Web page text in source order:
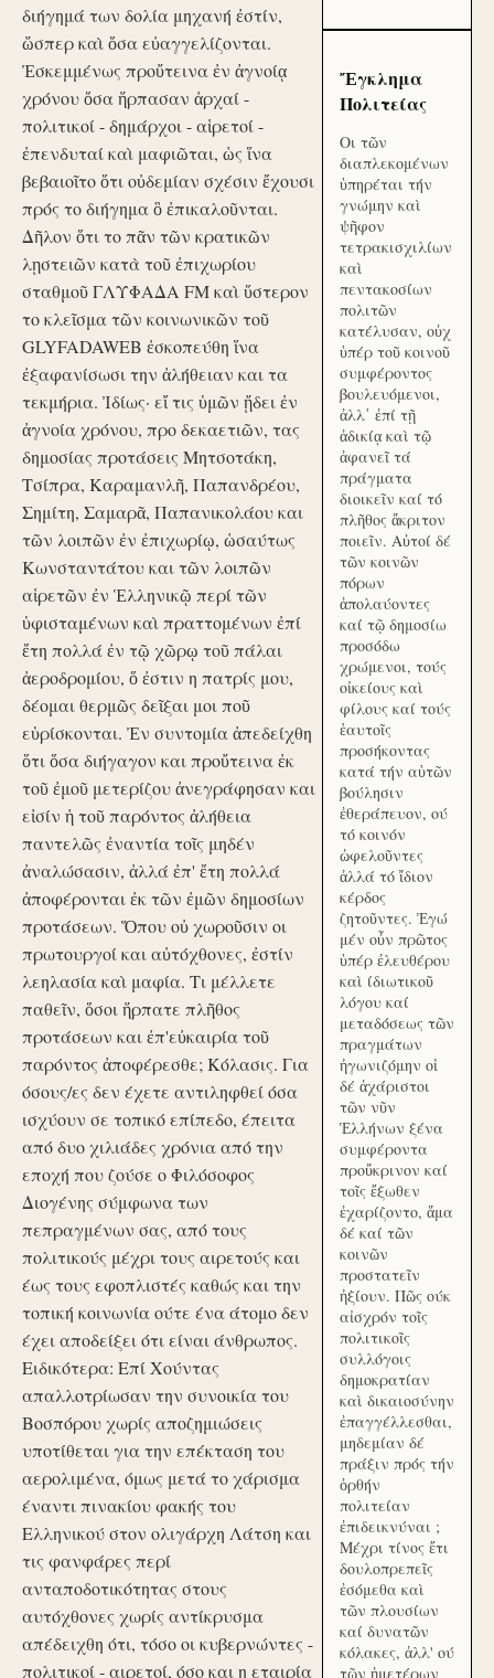
διήγημά των δολία μηχανή ἐστίν,
ὥσπερ καὶ ὅσα εὐαγγελίζονται.
Ἐσκεμμένως προὔτεινα ἐν ἀγνοίᾳ
χρόνου ὅσα ἥρπασαν ἀρχαί -
πολιτικοί - δημάρχοι - αἱρετοί -
ἐπενδυταί καὶ μαφιῶται, ὡς ἵνα
βεβαιοῖτο ὅτι οὐδεμίαν σχέσιν ἔχουσι
πρός το διήγημα ὃ ἐπικαλοῦνται.
Δῆλον ὅτι το πᾶν τῶν κρατικῶν
λῃστειῶν κατὰ τοῦ ἐπιχωρίου
σταθμοῦ ΓΛΥΦΑΔΑ FM καὶ ὕστερον
το κλεῖσμα τῶν κοινωνικῶν τοῦ
GLYFADAWEB ἐσκοπεύθη ἵνα
ἐξαφανίσωσι την ἀλήθειαν και τα
τεκμήρια. Ἰδίως· εἴ τις ὑμῶν ᾔδει ἐν
ἀγνοία χρόνου, προ δεκαετιῶν, τας
δημοσίας προτάσεις Μητσοτάκη,
Τσίπρα, Καραμανλῆ, Παπανδρέου,
Σημίτη, Σαμαρᾶ, Παπανικολάου και
τῶν λοιπῶν ἐν ἐπιχωρίῳ, ὡσαύτως
Κωνσταντάτου και τῶν λοιπῶν
αἱρετῶν ἐν Ἑλληνικῷ περί τῶν
ὑφισταμένων καὶ πραττομένων ἐπί
ἔτη πολλά ἐν τῷ χῶρῳ τοῦ πάλαι
ἀεροδρομίου, ὅ ἐστιν η πατρίς μου,
δέομαι θερμῶς δεῖξαι μοι ποῦ
εὑρίσκονται. Ἐν συντομία ἀπεδείχθη
ὅτι ὅσα διήγαγον και προὔτεινα ἐκ
τοῦ ἐμοῦ μετερίζου ἀνεγράφησαν και
εἰσίν ἡ τοῦ παρόντος ἀλήθεια
παντελῶς ἐναντία τοῖς μηδέν
ἀναλώσασιν, ἀλλά ἐπ' ἔτη πολλά
ἀποφέρονται ἐκ τῶν ἐμῶν δημοσίων
προτάσεων. Ὅπου οὐ χωροῦσιν οι
πρωτουργοί και αὐτόχθονες, ἐστίν
λεηλασία καὶ μαφία. Τι μέλλετε
παθεῖν, ὅσοι ἥρπατε πλῆθος
προτάσεων και ἐπ'εὐκαιρία τοῦ
παρόντος ἀποφέρεσθε; Κόλασις. Για
όσους/ες δεν έχετε αντιληφθεί όσα
ισχύουν σε τοπικό επίπεδο, έπειτα
από δυο χιλιάδες χρόνια από την
εποχή που ζούσε ο Φιλόσοφος
Διογένης σύμφωνα των
πεπραγμένων σας, από τους
πολιτικούς μέχρι τους αιρετούς και
έως τους εφοπλιστές καθώς και την
τοπική κοινωνία ούτε ένα άτομο δεν
έχει αποδείξει ότι είναι άνθρωπος.
Ειδικότερα: Επί Χούντας
απαλλοτρίωσαν την συνοικία του
Βοσπόρου χωρίς αποζημιώσεις
υποτίθεται για την επέκταση του
αερολιμένα, όμως μετά το χάρισμα
έναντι πινακίου φακής του
Ελληνικού στον ολιγάρχη Λάτση και
τις φανφάρες περί
ανταποδοτικότητας στους
αυτόχθονες χωρίς αντίκρυσμα
απέδειχθη ότι, τόσο οι κυβερνώντες -
πολιτικοί - αιρετοί, όσο και η εταιρία
Ἔγκλημα
Πολιτείας
Οι τῶν
διαπλεκομένων
ὑπηρέται τήν
γνώμην καὶ
ψῆφον
τετρακισχιλίων
καὶ
πεντακοσίων
πολιτῶν
κατέλυσαν, οὐχ
ὑπέρ τοῦ κοινοῦ
συμφέροντος
βουλευόμενοι,
ἀλλ᾽ ἐπί τῇ
ἀδικίᾳ καὶ τῷ
ἀφανεῖ τά
πράγματα
διοικεῖν καί τό
πλῆθος ἄκριτον
ποιεῖν. Αὐτοί δέ
τῶν κοινῶν
πόρων
ἀπολαύοντες
καί τῷ δημοσίω
προσόδω
χρώμενοι, τούς
οἰκείους καὶ
φίλους καί τούς
ἑαυτοῖς
προσήκοντας
κατά τήν αὑτῶν
βούλησιν
ἐθεράπευον, ού
τό κοινόν
ὠφελοῦντες
ἀλλά τό ἴδιον
κέρδος
ζητοῦντες. Ἐγώ
μέν οὖν πρῶτος
ὑπέρ ἐλευθέρου
καὶ ίδιωτικοῦ
λόγου καί
μεταδόσεως τῶν
πραγμάτων
ἠγωνιζόμην οἱ
δέ ἀχάριστοι
τῶν νῦν
Ἑλλήνων ξένα
συμφέροντα
προὔκρινον καί
τοῖς ἔξωθεν
ἐχαρίζοντο, ἅμα
δέ καί τῶν
κοινῶν
προστατεῖν
ἠξίουν. Πῶς ούκ
αἰσχρόν τοῖς
πολιτικοῖς
συλλόγοις
δημοκρατίαν
καὶ δικαιοσύνην
ἐπαγγέλλεσθαι,
μηδεμίαν δέ
πράξιν πρός τήν
ὀρθήν
πολιτείαν
ἐπιδεικνύναι ;
Μέχρι τίνος ἔτι
δουλοπρεπεῖς
ἐσόμεθα καὶ
τῶν πλουσίων
καί δυνατῶν
κόλακες, ἀλλ' ού
τῶν ἡμετέρων